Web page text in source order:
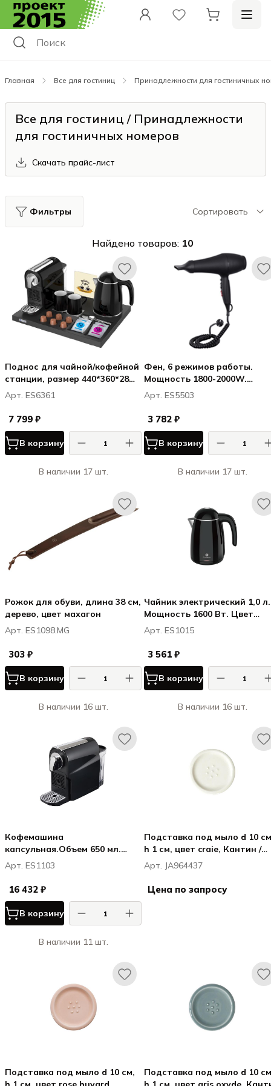
Главная Все для гостиниц Принадлежности для гостиничных
Все для гостиниц / Принадлежности
для гостиничных номеров
Скачать прайс-лист
Фильтры Сортировать
Найдено товаров: 10
Поднос для чайной/кофейной
станции, размер 440*360*28
мм, дерево, цвет черный
Арт. ES6361
7 799 ₽
В корзину
В наличии 17 шт.
Фен, 6 режимов работы.
Мощность 1800-2000W.
Материал: пластик.Цвет
матовый черный
Арт. ES5503
3 782 ₽
В корзину
В наличии 17 шт.
Рожок для обуви, длина 38 см,
дерево, цвет махагон
Арт. ES1098.MG
303 ₽
В корзину
В наличии 16 шт.
Чайник электрический 1,0 л.
Мощность 1600 Вт. Цвет
глянцево-черный
Арт. ES1015
3 561 ₽
В корзину
В наличии 16 шт.
Кофемашина
капсульная.Объем 650 мл.
Мощность 1350 Вт.
Автоматическое отключение
при отсутствии
Размер Ш115 x Г340 x В220 мм.
Цвет черный
Арт. ES1103
16 432 ₽
В корзину
В наличии 11 шт.
Подставка под мыло d 10
h 1 см, цвет craie, Кантин /
Cantine
Арт. JA964437
Цена по запросу
Подставка под мыло d 10 см,
Подставка под мыло d 10